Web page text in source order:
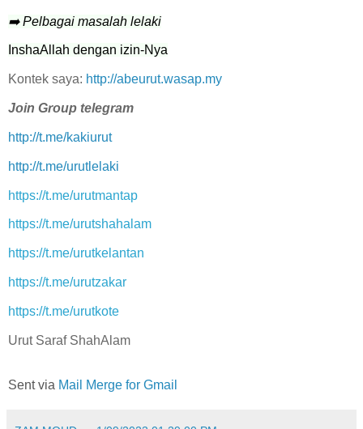
➡️ Pelbagai masalah lelaki
InshaAllah dengan izin-Nya
Kontek saya: http://abeurut.wasap.my
Join Group telegram
http://t.me/kakiurut
http://t.me/urutlelaki
https://t.me/urutmantap
https://t.me/urutshahalam
https://t.me/urutkelantan
https://t.me/urutzakar
https://t.me/urutkote
Urut Saraf ShahAlam
Sent via Mail Merge for Gmail